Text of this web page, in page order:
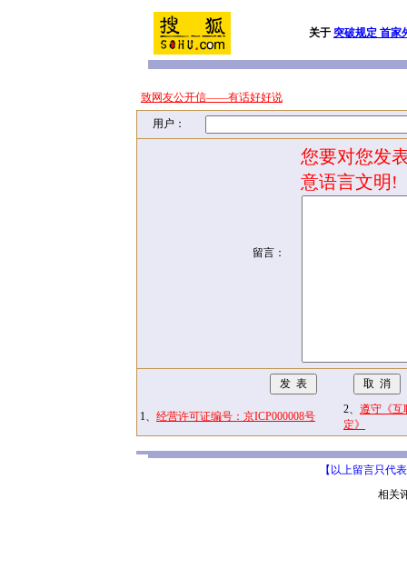
关于 突破规定 首家
致网友公开信——有话好好说
用户：
留言：
您要对您发
意语言文明!
1、 经营许可证编号：京ICP000008号
2、 遵守《互
定》
【以上留言只代
相关